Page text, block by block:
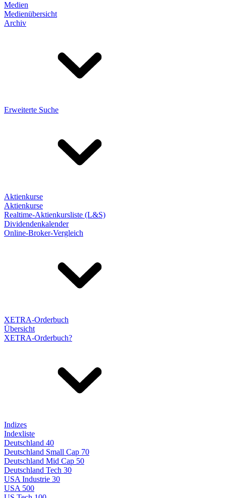
Medien
Medienübersicht
Archiv
Erweiterte Suche
Aktienkurse
Aktienkurse
Realtime-Aktienkursliste (L&S)
Dividendenkalender
Online-Broker-Vergleich
XETRA-Orderbuch
Übersicht
XETRA-Orderbuch?
Indizes
Indexliste
Deutschland 40
Deutschland Small Cap 70
Deutschland Mid Cap 50
Deutschland Tech 30
USA Industrie 30
USA 500